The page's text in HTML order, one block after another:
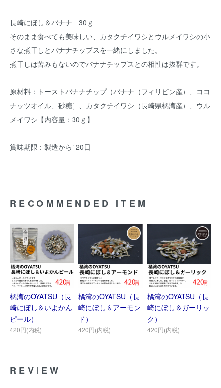
長崎にぼし＆バナナ 30ｇ
そのまま食べても美味しい、カタクチイワシとウルメイワシの小
さな煮干しとバナナチップスを一緒にしました。
煮干しは苦みもないのでバナナチップスとの相性は抜群です。
原材料：トーストバナナチップ（バナナ（フィリピン産）、ココ
ナッツオイル、砂糖）、カタクチイワシ（長崎県橘湾産）、ウル
メイワシ【内容量：30ｇ】
賞味期限：製造から120日
RECOMMENDED ITEM
橘湾のOYATSU（長
崎にぼし＆いよかん
ピール）
420円(内税)
橘湾のOYATSU（長
崎にぼし＆アーモン
ド）
420円(内税)
橘湾のOYATSU（長
崎にぼし＆ガーリッ
ク）
420円(内税)
REVIEW